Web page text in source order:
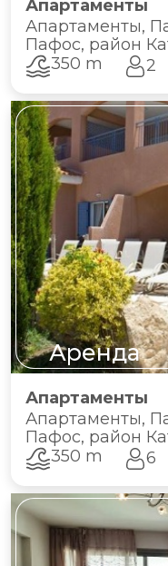
Апартаменты
Апартаменты,
Пафос, район
350 m
2
Аренда
Апартаменты
Апартаменты,
Пафос, район
350 m
6